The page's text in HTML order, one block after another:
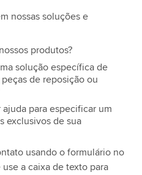
nossas soluções e
produtos?
solução específica de
de reposição ou
para especificar um
exclusivos de sua
usando o formulário no
a caixa de texto para